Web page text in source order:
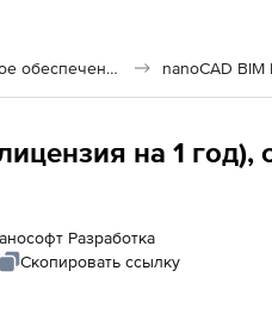
Строительное программное обеспечение nanoCAD BIM
на 1 год),
Разработка
Скопировать ссылку